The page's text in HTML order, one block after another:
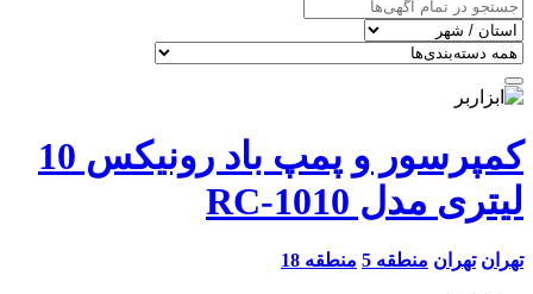
کمپرسور و پمپ باد رونیکس 10
لیتری مدل RC-1010
تهران تهران منطقه 5 منطقه 18